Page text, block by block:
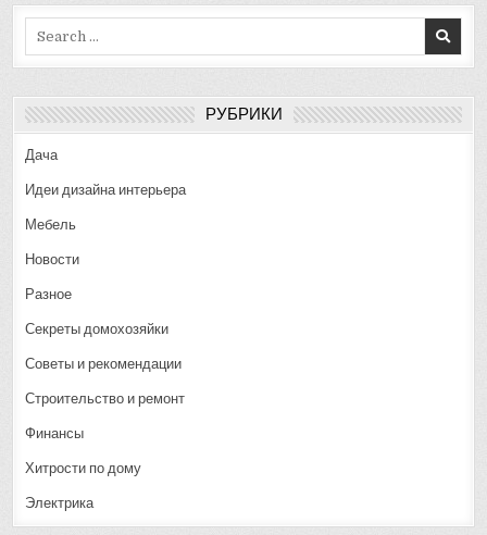
РУБРИКИ
Дача
Идеи дизайна интерьера
Мебель
Новости
Разное
Секреты домохозяйки
Советы и рекомендации
Строительство и ремонт
Финансы
Хитрости по дому
Электрика